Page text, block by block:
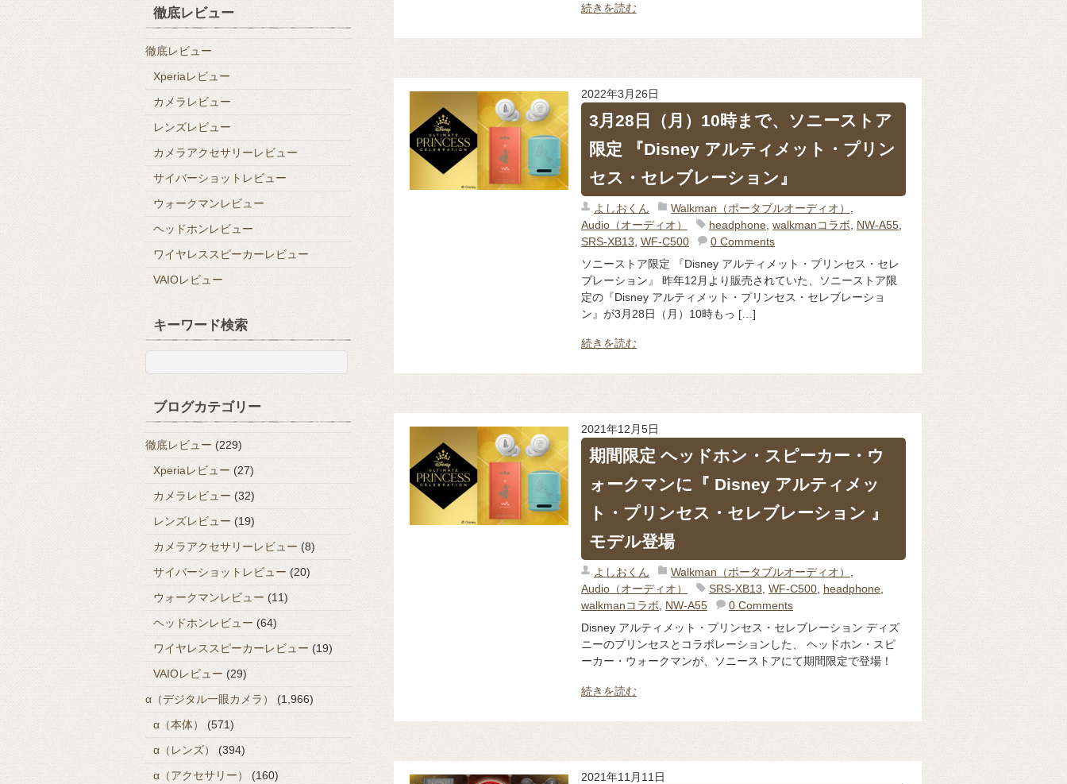
続きを読む
2022年3月26日
3月28日（月）10時まで、ソニーストア
限定 『Disney アルティメット・プリン
セス・セレブレーション』
よしおくん Walkman（ポータブルオーディオ）
Audio（オーディオ）
headphone, walkmanコラボ NW-A55,
SRS-XB13 WF-C500
0 Comments
ソニーストア限定 『Disney アルティメット・プリンセス・セレ
ブレーション』 昨年12月より販売されていた、ソニーストア限
定の『Disney アルティメット・プリンセス・セレブレーショ
ン』が3月28日（月）10時もっ […]
続きを読む
2021年12月5日
期間限定 ヘッドホン・スピーカー・ウ
ォークマンに『 Disney アルティメッ
ト・プリンセス・セレブレーション 』
モデル登場
よしおくん Walkman（ポータブルオーディオ） ,
Audio（オーディオ）
SRS-XB13, WF-C500, headphone,
walkmanコラボ, NW-A55
0 Comments
Disney アルティメット・プリンセス・セレブレーション ディズ
ニーのプリンセスとコラボレーションした、 ヘッドホン・スピ
ーカー・ウォークマンが、ソニーストアにて期間限定で登場！
続きを読む
2021年11月11日
徹底レビュー
徹底レビュー
Xperiaレビュー
カメラレビュー
レンズレビュー
カメラアクセサリーレビュー
サイバーショットレビュー
ウォークマンレビュー
ヘッドホンレビュー
ワイヤレススピーカーレビュー
VAIOレビュー
キーワード検索
ブログカテゴリー
徹底レビュー (229)
Xperiaレビュー(27)
カメラレビュー (32)
レンズレビュー (19)
カメラアクセサリーレビュー (8)
サイバーショットレビュー (20)
ウォークマンレビュー (11)
ヘッドホンレビュー (64)
ワイヤレススピーカーレビュー (19)
VAIOレビュー (29)
α（デジタル一眼カメラ）
(1,966)
α（本体）
(571)
α（レンズ）
(394)
α（アクセサリー）
(160)